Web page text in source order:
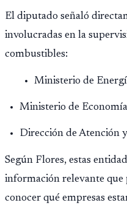
Montepío y 50 años de
importar edad.
El diputado señaló
involucradas en la
combustibles:
Ministerio de
Ministerio de Economía
Dirección de Atención
Según Flores, estas
información relevante
conocer qué empresas